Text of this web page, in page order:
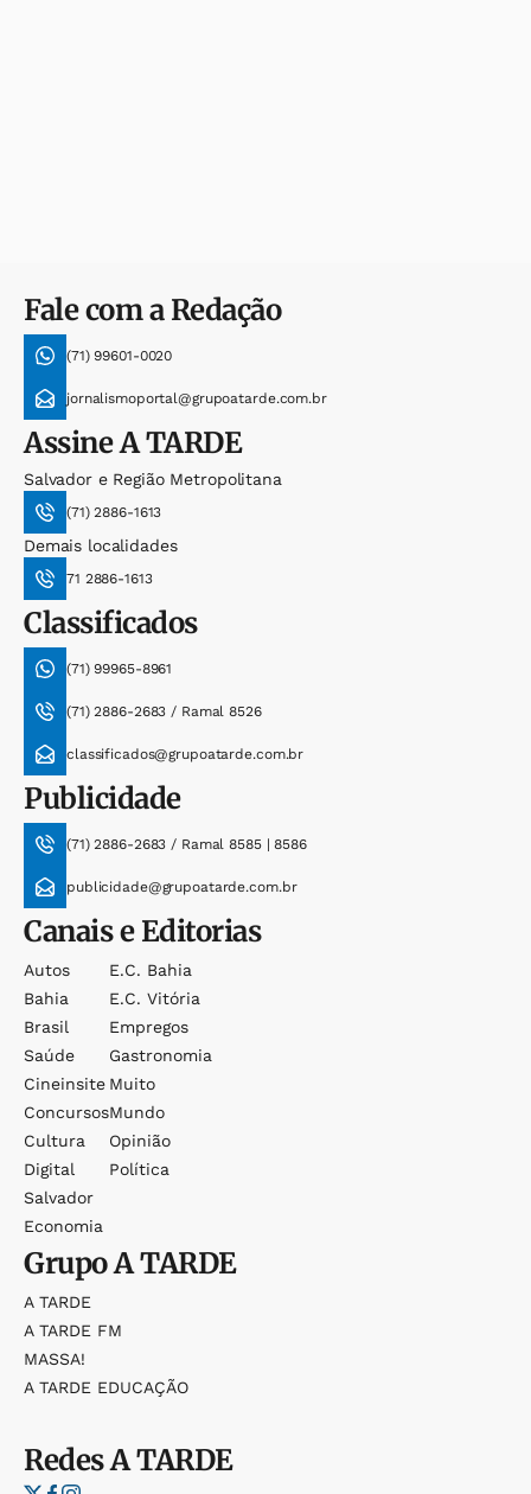
Fale com a Redação
(71) 99601-0020
jornalismoportal@grupoatarde.com.br
AssineA TARDE
Salvador e Região Metropolitana
(71) 2886-1613
Demais localidades
71 2886-1613
Classificados
(71) 99965-8961
(71) 2886-2683 / Ramal 8526
classificados@grupoatarde.com.br
Publicidade
(71) 2886-2683 / Ramal 8585 | 8586
publicidade@grupoatarde.com.br
Canais e Editorias
Autos
Bahia
Brasil
Saúde
Cineinsite
Concursos
Cultura
Digital
Salvador
Economia
E.c. Bahia
E.c. Vitória
Empregos
Gastronomia
Muito
Mundo
Opinião
Política
GrupoA TARDE
A TARDE
A TARDE FM
MASSA!
A TARDE EDUCAÇÃO
RedesA TARDE